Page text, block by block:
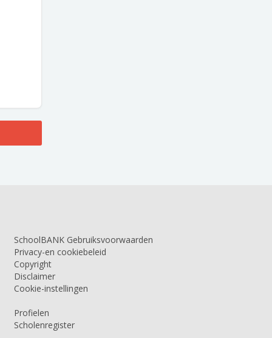
SchoolBANK Gebruiksvoorwaarden
Privacy-en cookiebeleid
Copyright
Disclaimer
Cookie-instellingen
Profielen
Scholenregister